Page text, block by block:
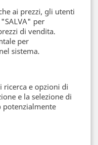
ai prezzi, gli utenti
per
di vendita.
per
sistema.
e opzioni di
e la selezione di
potenzialmente